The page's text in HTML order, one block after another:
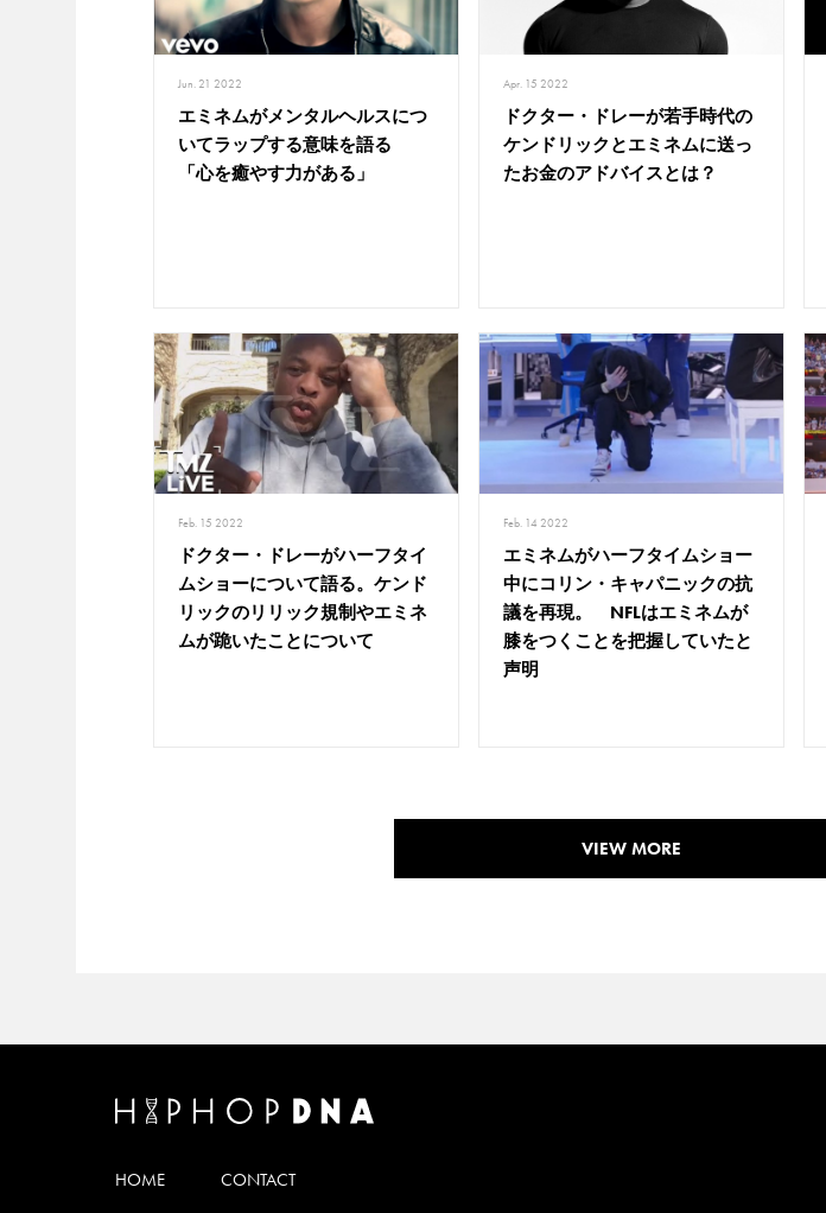
Jun. 21 2022
エミネムがメンタルヘルスにつ
いてラップする意味を語る
「心を癒やす力がある」
Apr. 15 2022
ドクター・ドレーが若手時代の
ケンドリックとエミネムに送っ
たお金のアドバイスとは？
Feb. 15 2022
ドクター・ドレーがハーフタイ
ムショーについて語る。ケンド
リックのリリック規制やエミネ
ムが跪いたことについて
Feb. 14 2022
エミネムがハーフタイムショー
中にコリン・キャパニックの抗
議を再現。 NFLはエミネムが
膝をつくことを把握していたと
声明
VIEW MORE
HOME
CONTACT